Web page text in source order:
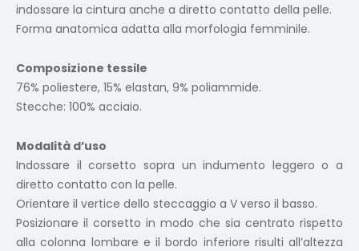
indossare la cintura anche a diretto contatto della pelle.
Forma anatomica adatta alla morfologia femminile.
Composizione tessile
76% poliestere, 15% elastan, 9% poliammide.
Stecche: 100% acciaio.
Modalità d’uso
Indossare il corsetto sopra un indumento leggero o a
diretto contatto con la pelle.
Orientare il vertice dello steccaggio a V verso il basso.
Posizionare il corsetto in modo che sia centrato rispetto
alla colonna lombare e il bordo inferiore risulti all’altezza